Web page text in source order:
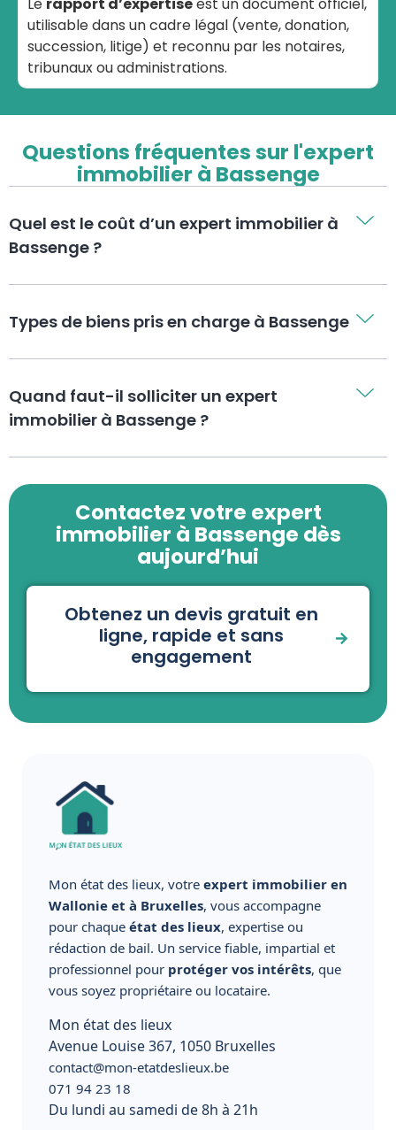
utilisable dans un cadre légal (vente, donation,
succession, litige) et reconnu par les notaires,
tribunaux ou administrations.
Questions fréquentes sur l'expert
immobilier à Bassenge
Quel est le coût d’un expert immobilier à
Bassenge ?
Types de biens pris en charge à Bassenge
Quand faut-il solliciter un expert
immobilier à Bassenge ?
Contactez votre expert
immobilier à Bassenge dès
aujourd’hui
Obtenez un devis gratuit en
ligne, rapide et sans
engagement
Mon état des lieux, votre expert immobilier en
Wallonie et à Bruxelles, vous accompagne
pour chaque état des lieux, expertise ou
rédaction de bail. Un service fiable, impartial et
professionnel pour protéger vos intérêts, que
vous soyez propriétaire ou locataire.
Mon état des lieux
Avenue Louise 367, 1050 Bruxelles
contact@mon-etatdeslieux.be
071 94 23 18
Du lundi au samedi de 8h à 21h